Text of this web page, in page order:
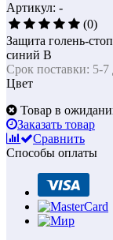
Артикул: -
(0)
Защита голень-
синий В
Срок поставки: 5-7
Цвет
Товар в
Заказать товар
Сравнить
Способы оплаты